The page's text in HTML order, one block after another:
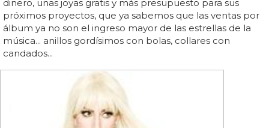
dinero, unas joyas gratis y más presupuesto para sus
próximos proyectos, que ya sabemos que las ventas por
álbum ya no son el ingreso mayor de las estrellas de la
música... anillos gordísimos con bolas, collares con
candados...